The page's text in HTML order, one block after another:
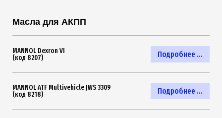
Масла для АКПП
Подробнее ...
MANNOL Dexron VI
(код 8207)
Подробнее ...
MANNOL ATF Multivehicle JWS 3309
(код 8218)